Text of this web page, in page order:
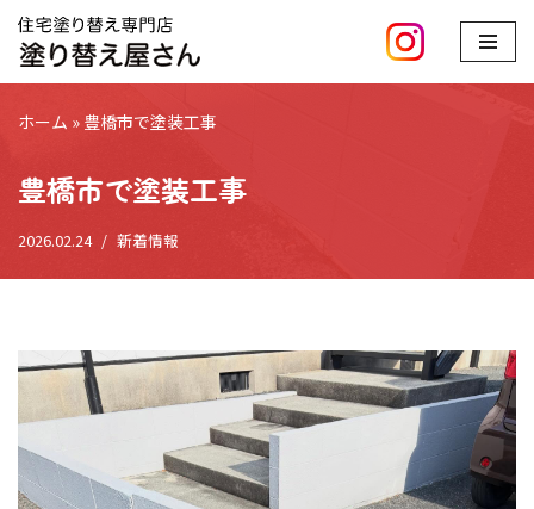
コ
テ
ツ
ス
キ
ホーム » 豊橋市で塗装工事
豊橋市で塗装工事
2026.02.24 新着情報